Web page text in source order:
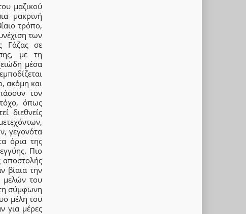
μαζικού
μακρινή
τρόπο,
των
Γάζας σε
με τη
μέσα
ακόμη και
τον
όπως
διεθνείς
γεγονότα
όρια της
Πιο
αποστολής
βίαια την
μελών του
σύμφωνη
μέλη του
για μέρες